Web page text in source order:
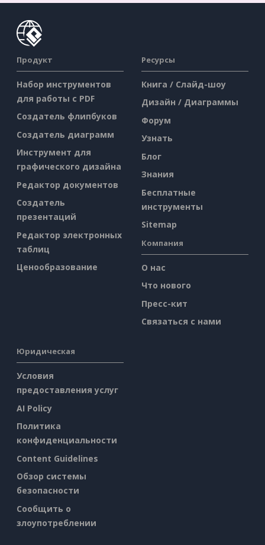
Продукт
Набор инструментов
для работы с PDF
Создатель флипбуков
Создатель диаграмм
Инструмент для
графического дизайна
Редактор документов
Создатель
презентаций
Редактор электронных
таблиц
Ценообразование
Ресурсы
Книга / Слайд-шоу
Дизайн / Диаграммы
Форум
Узнать
Блог
Знания
Бесплатные
инструменты
Sitemap
Компания
О нас
Что нового
Пресс-кит
Связаться с нами
Юридическая
Условия
предоставления услуг
AI Policy
Политика
конфиденциальности
Content Guidelines
Обзор системы
безопасности
Сообщить о
злоупотреблении